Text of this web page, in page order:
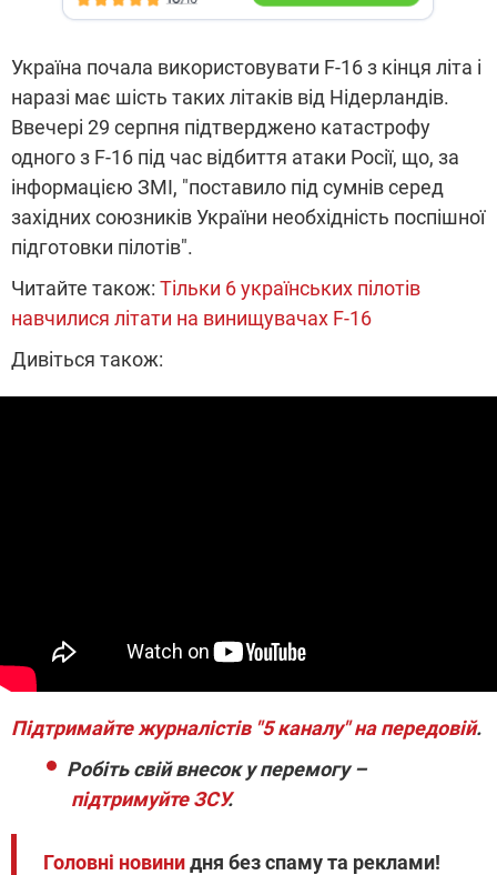
Україна почала використовувати F-16 з кінця літа і
наразі має шість таких літаків від Нідерландів.
Ввечері 29 серпня підтверджено катастрофу
одного з F-16 під час відбиття атаки Росії, що, за
інформацією ЗМІ, "поставило під сумнів серед
західних союзників України необхідність поспішної
підготовки пілотів".
Читайте також: Тільки 6 українських пілотів
навчилися літати на винищувачах F-16
Дивіться також:
Підтримайте журналістів "5 каналу" на передовій.
Робіть свій внесок у перемогу –
підтримуйте ЗСУ.
Головні новинидня без спаму та реклами!